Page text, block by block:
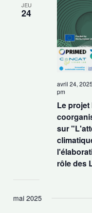
JEU
24
Le projet
sur
rôle des
avril 24,
pm
mai 2025